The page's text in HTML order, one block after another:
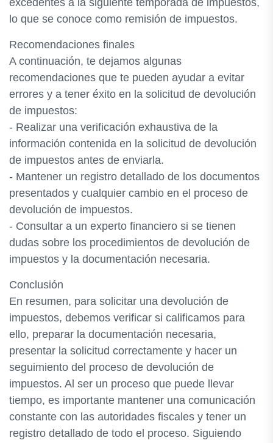
excedentes a la siguiente temporada de impuestos,
lo que se conoce como remisión de impuestos.
Recomendaciones finales
A continuación, te dejamos algunas
recomendaciones que te pueden ayudar a evitar
errores y a tener éxito en la solicitud de devolución
de impuestos:
- Realizar una verificación exhaustiva de la
información contenida en la solicitud de devolución
de impuestos antes de enviarla.
- Mantener un registro detallado de los documentos
presentados y cualquier cambio en el proceso de
devolución de impuestos.
- Consultar a un experto financiero si se tienen
dudas sobre los procedimientos de devolución de
impuestos y la documentación necesaria.
Conclusión
En resumen, para solicitar una devolución de
impuestos, debemos verificar si calificamos para
ello, preparar la documentación necesaria,
presentar la solicitud correctamente y hacer un
seguimiento del proceso de devolución de
impuestos. Al ser un proceso que puede llevar
tiempo, es importante mantener una comunicación
constante con las autoridades fiscales y tener un
registro detallado de todo el proceso. Siguiendo